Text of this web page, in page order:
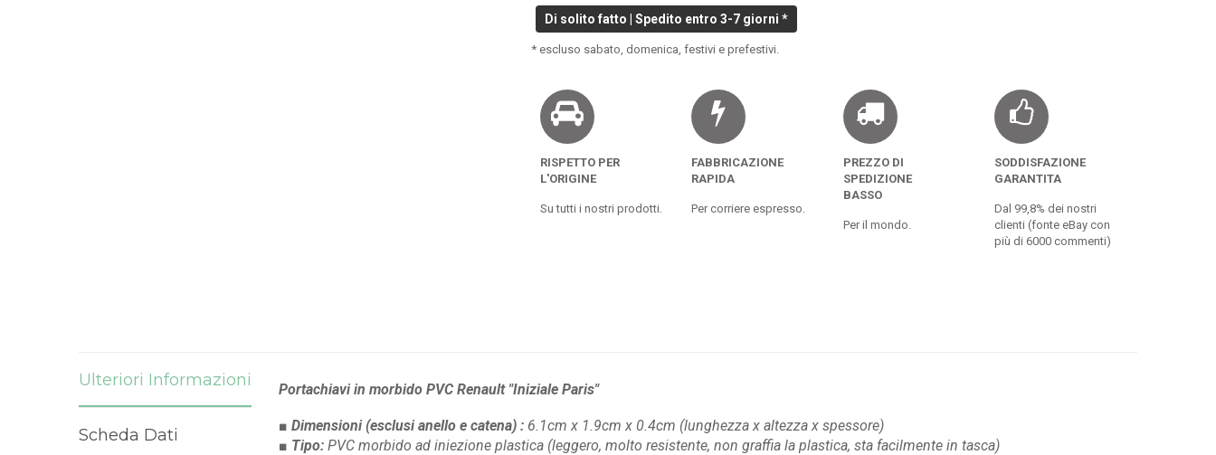
Di solito fatto | Spedito entro 3-7 giorni *
* escluso sabato, domenica, festivi e prefestivi.
RISPETTO PER
L'ORIGINE
Su tutti i nostri prodotti.
FABBRICAZIONE
RAPIDA
Per corriere espresso.
PREZZO DI
SPEDIZIONE
BASSO
Per il mondo.
SODDISFAZIONE
GARANTITA
Dal 99,8% dei nostri
clienti (fonte eBay con
più di 6000 commenti)
Ulteriori Informazioni
Scheda Dati
Portachiavi in morbido PVC Renault "Iniziale Paris"
■ Dimensioni(esclusi anello e catena) : 6.1cm x 1.9cm x 0.4cm (lunghezza x altezza x spessore)
■ Tipo: PVC morbido ad iniezione plastica (leggero, molto resistente, non graffia la plastica, sta facilmente in tasca)